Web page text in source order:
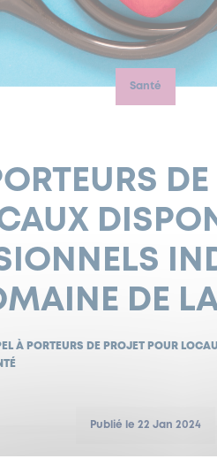
Santé
DE
À PORTEURS DE PROJET POUR
Publié le 22 Jan 2024